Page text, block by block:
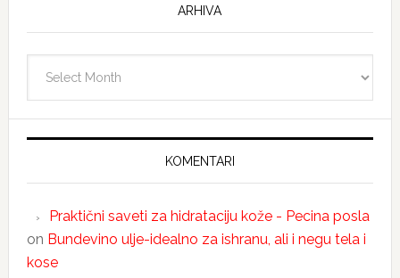
ARHIVA
KOMENTARI
Praktični saveti za hidrataciju kože - Pecina posla
on Bundevino ulje-idealno za ishranu, ali i negu tela i
kose